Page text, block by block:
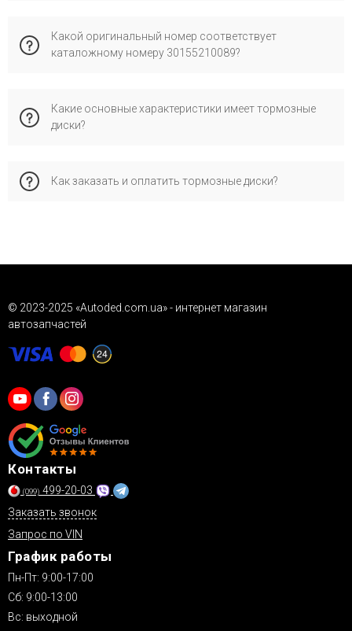
специализируется на сертифицированных запчастях для
европейских автомобилей. Его выбирают за надежное
Какой оригинальный номер соответствует
каталожному номеру 30155210089?
оригинальный номер OEM: 4351206130, 4351208030,
4351208040, официально применяемый производителем
Какие основные характеристики имеет тормозные
диски?
диаметр [мм] - 296; высота [мм] - 49.2...
Как заказать и оплатить тормозные диски?
© 2023-2025 «Autoded.com.ua» - интернет магазин
автозапчастей
Контакты
(099) 499-20-03
Заказать звонок
Запрос по VIN
График работы
Пн-Пт: 9:00-17:00
Сб: 9:00-13:00
Вс: выходной